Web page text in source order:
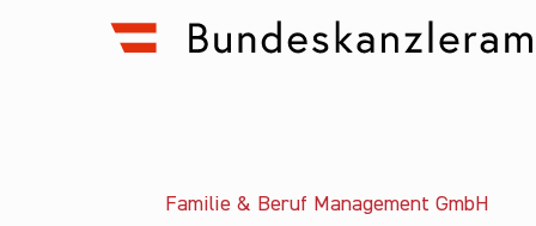
Familie & Beruf Management GmbH